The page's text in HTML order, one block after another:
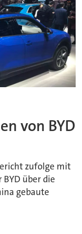
von BYD
zufolge mit
über die
gebaute